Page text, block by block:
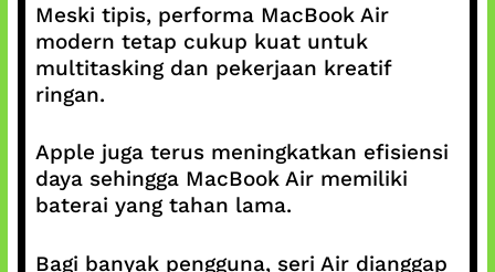
Meski tipis, performa MacBook Air
modern tetap cukup kuat untuk
multitasking dan pekerjaan kreatif
ringan.
Apple juga terus meningkatkan efisiensi
daya sehingga MacBook Air memiliki
baterai yang tahan lama.
Bagi banyak pengguna, seri Air dianggap